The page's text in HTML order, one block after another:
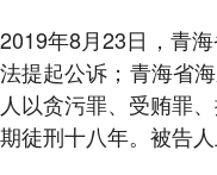
2019年8月23日，青
法提起公诉；青海省
人以贪污罪、受贿罪
期徒刑十八年。被告